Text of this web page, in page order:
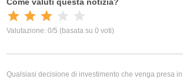
Qualsiasi decisione di investimento che venga presa